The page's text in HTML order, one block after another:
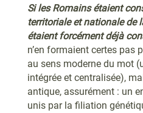
Si les Romains étaient
territoriale et nationale de
étaient forcément déjà
n’en formaient certes pas
au sens moderne du mot
intégrée et centralisée),
antique, assurément : un
unis par la filiation